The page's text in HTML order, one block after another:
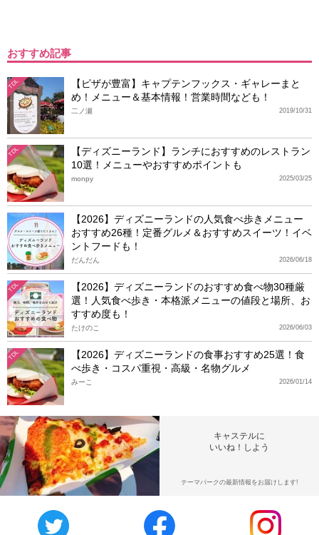
おすすめ記事
TDL
【ピザが豊富】キャプテンフックス・ギャレーまと
め！メニュー＆基本情報！営業時間なども！
2019/10/31
二ノ瀬
TDL
【ディズニーランド】ランチにおすすめのレストラン
10選！メニューやおすすめポイントも
2025/03/25
monpy
【2026】ディズニーランドの人気食べ歩きメニュー
おすすめ26種！定番グルメ＆おすすめスイーツ！イベ
ントフードも！
2026/06/18
だんだん
TDL
【2026】ディズニーランドのおすすめ食べ物30種厳
選！人気食べ歩き・本格派メニューの値段と場所、お
すすめ度も！
2026/06/03
たけのこ
TDL
【2026】ディズニーランドの食事おすすめ25選！食
べ歩き・コスパ重視・高級・名物グルメ
2026/01/14
みーこ
キャステルに
いいね！しよう
テーマパークの最新情報をお届けします!